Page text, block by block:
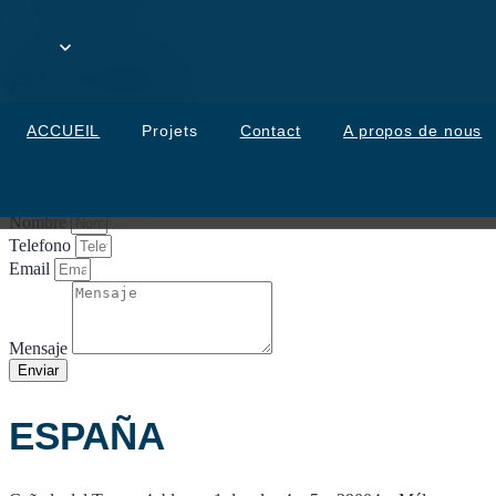
ACCUEIL Projets Contact A propos de nous
A propos de nous
Nombre
Telefono
Email
Mensaje
Enviar
ESPAÑA